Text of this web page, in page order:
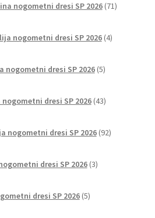
nogometni dresi SP 2026 71izdelkov
nogometni dresi SP 2026 4izdelki
nogometni dresi SP 2026 5izdelkov
dresi SP 2026 43izdelkov
nogometni dresi SP 2026 92izdelkov
dresi SP 2026 3izdelki
dresi SP 2026 5izdelkov